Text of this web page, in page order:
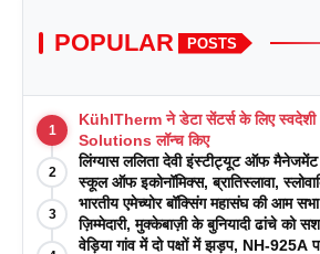
POPULAR POSTS
1
KühlTherm ने डेटा सेंटर्स के लिए
Solutions लॉन्च किए
2
लिंग्यास ललिता देवी इंस्टीट्यूट ऑफ मैनेजमेंट
स्कूल ऑफ इकोनॉमिक्स, ब्रातिस्लावा,
पत्रिकाओं में प्रकाशन रणनीतियों पर एक
आयोजन किया
3
भारतीय एमेच्योर बॉक्सिंग महासंघ की आम
ज़िम्मेदारी, मुक्केबाज़ी के बुनियादी ढांचे को
वेड़िया गांव में दो पक्षों में झड़प, NH-925A